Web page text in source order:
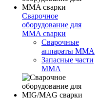
Сварочное
оборудование для
MMA сварки
Сварочные
аппараты MMA
Запасные части
MMA